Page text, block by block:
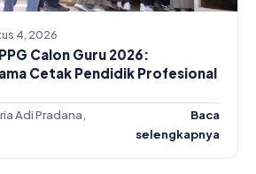
4, 2026
Calon Guru 2026:
Cetak Pendidik Profesional
Adi Pradana,
Baca
selengkapnya